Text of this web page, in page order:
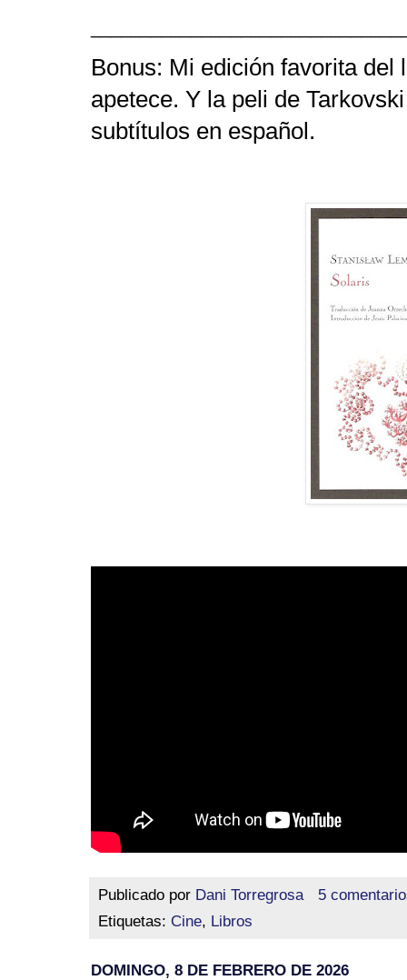
Bonus: Mi edición favorita del
apetece. Y la peli de
subtítulos en español.
Publicado por Dani Torregrosa
5
Etiquetas: Cine, Libros
DOMINGO, 8 DE FEBRERO DE 2026